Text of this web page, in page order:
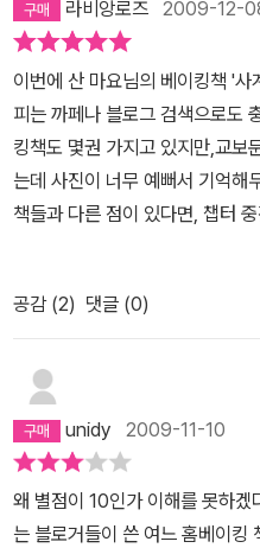
단연 돋보였다.간결한 레서피 소
이 매우 예쁘고, 소녀스러우면서,
쁜 달콤이들의 유혹에 빠져따라
고 싶다는 생각에 힘들어지는군
끈한 차도 끓이고추천하는 리치
봐야겠다...!
라비앙로즈 2009-12-
이번에 산 마요님의 베이킹책 '
피는 까페나 블로그 검색으로도
킹책도 몇권 가지고 있지만,교보
는데 사진이 너무 예뻐서 기억해
책들과 다른 점이 있다면, 챕터
있어요.그리고 마마스까페를 연
킹뿐 아니라그릇에 대한 지름신
요.(세팅이 참 맘에 들더라구요.
릇때문에 여전히 비몽사몽)귀여
람들에게도 추천할 만한 책입니
내가 만든 걸까 싶게 너무 맛있어
했어요이게 바로 베이킹하는 재
공감 (2) 댓글 (0)
unidy 2009-11-10
왜 별점이 10인가 이해를 못하겠
는 블로거들이 쓴 여느 홈베이킹